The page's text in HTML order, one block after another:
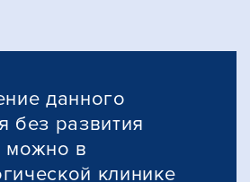
данного
без развития
можно в
клинике